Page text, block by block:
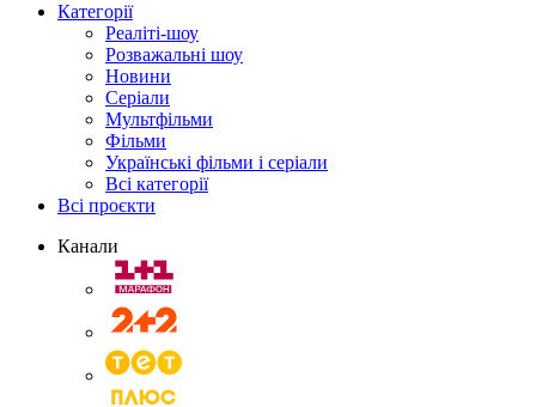
Категорії
Реаліті-шоу
Розважальні шоу
Новини
Серіали
Мультфільми
Фільми
Українські фільми і серіали
Всі категорії
Всі проєкти
Канали